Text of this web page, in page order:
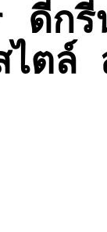
กรี
ไตล์